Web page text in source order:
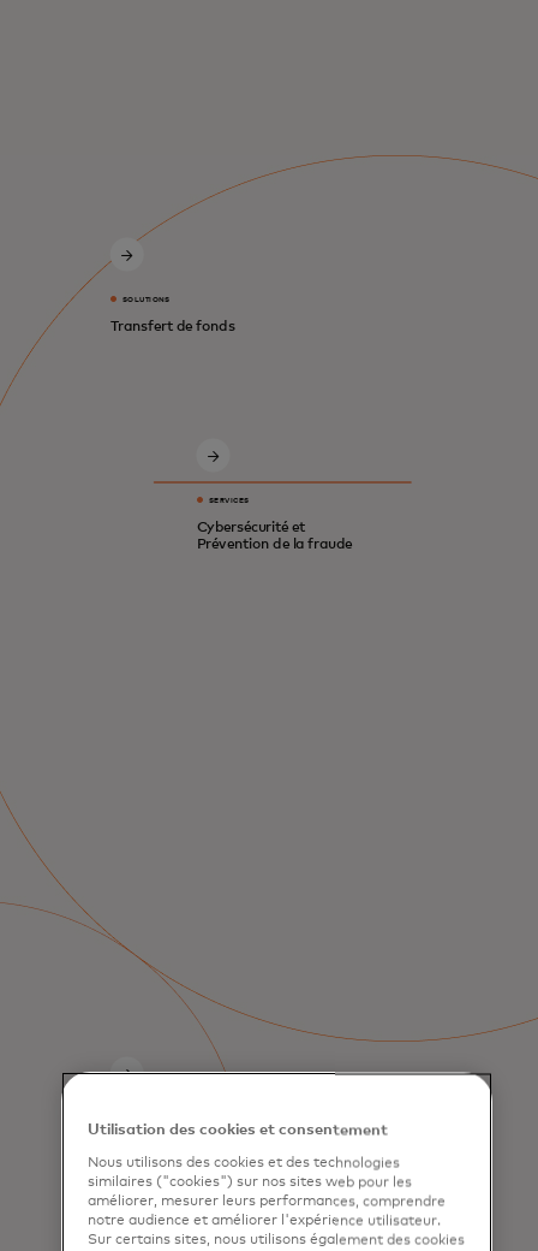
SOLUTIONS
Transfert de fonds
SERVICES
Cybersécurité et
Prévention de la fraude
engagement des
consommateurs
Utilisation des cookies et consentement
Nous utilisons des cookies et des technologies
similaires ("cookies") sur nos sites web pour les
améliorer, mesurer leurs performances, comprendre
notre audience et améliorer l'expérience utilisateur.
Sur certains sites, nous utilisons également des cookies